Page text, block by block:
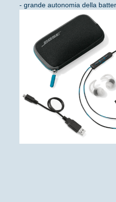
- grande autonomia della